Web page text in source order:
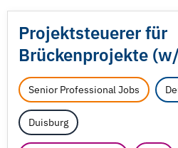
Projektsteuerer für
Brückenprojekte
Senior Professional Jobs
Duisburg